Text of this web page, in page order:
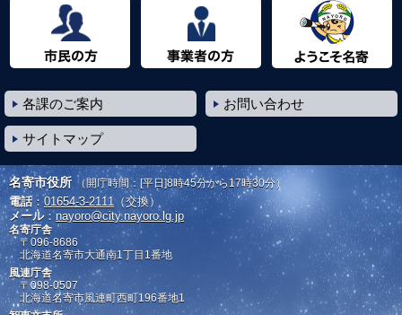
各課のご案内 お問い合わせ
サイトマップ
名寄市役所 （開庁時間：[平日]8時45分から17時30分）
電話： 01654-3-2111（交換）
メール：nayoro@city.nayoro.lg.jp
名寄庁舎
〒096-8686
北海道名寄市大通南1丁目1番地
風連庁舎
〒098-0507
北海道名寄市風連町西町196番地1